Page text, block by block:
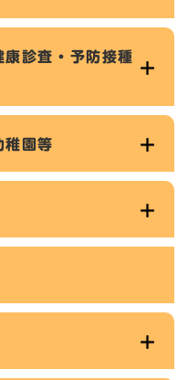
診査・予防接種
稚園等